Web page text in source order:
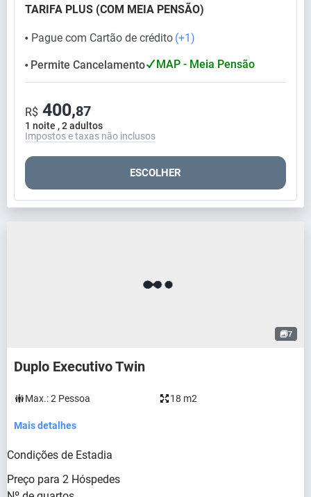
TARIFA PLUS (COM MEIA PENSÃO)
⬤ Pague com Cartão de crédito (+1)
⬤ Permite Cancelamento MAP - Meia Pensão
1 noite , 2 adultos
R$ 400,87
Impostos e taxas não inclusos
ESCOLHER
7
Duplo Executivo Twin
Max.:2 Pessoa 18 m2
Mais detalhes
Condições de Estadia
Preço para 2 Hóspedes